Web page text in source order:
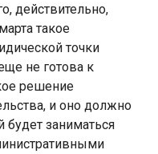
действительно,
такое
точки
не готова к
решение
и оно должно
будет заниматься